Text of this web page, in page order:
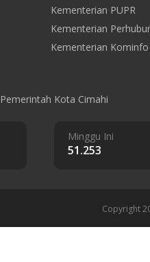
Kementerian PUPR
Kementerian
Kementerian Kominfo
Kota Cimahi
Minggu Ini
51.253
Copyright